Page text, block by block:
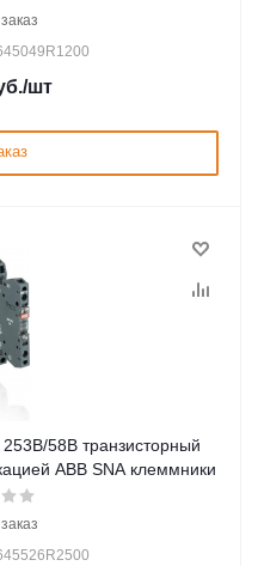
/шт
58В транзисторный
ABB SNA клеммники